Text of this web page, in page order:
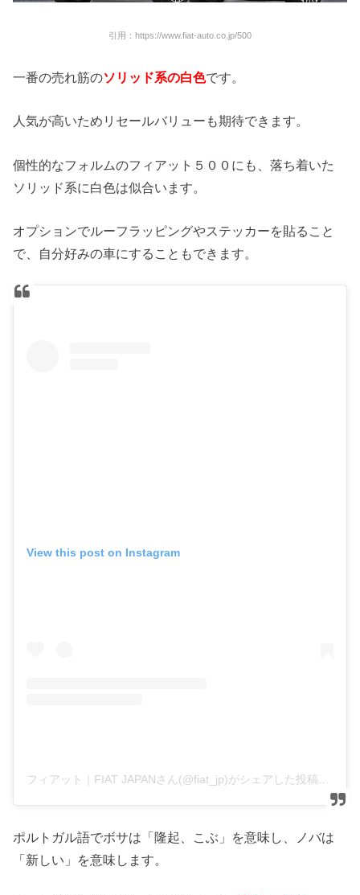
引用：https://www.fiat-auto.co.jp/500
一番の売れ筋のソリッド系の白色です。
人気が高いためリセールバリューも期待できます。
個性的なフォルムのフィアット５００にも、落ち着いた
ソリッド系に白色は似合います。
オプションでルーフラッピングやステッカーを貼ること
で、自分好みの車にすることもできます。
View this post on Instagram
ポルトガル語でボサは「隆起、こぶ」を意味し、ノバは
「新しい」を意味します。